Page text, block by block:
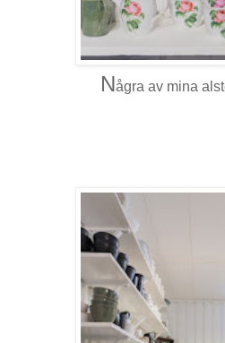
Några av mina